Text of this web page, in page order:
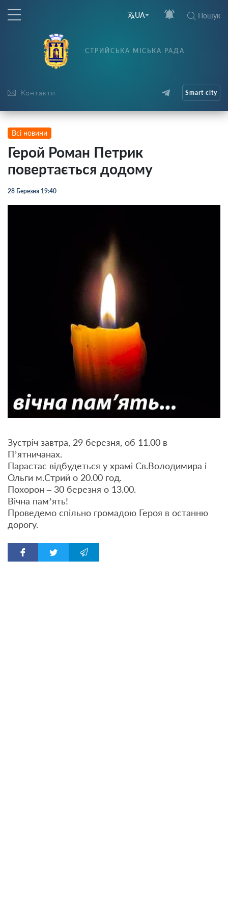
UA Пошук
Контакти
СТРИЙСЬКА МІСЬКА РАДА
Smart city
Всі новини
Герой Роман Петрик
повертається додому
28 Березня 19:40
Зустріч завтра, 29 березня, об 11.00 в
П’ятничанах.
Парастас відбудеться у храмі Св.Володимира і
Ольги м.Стрий о 20.00 год.
Похорон – 30 березня о 13.00.
Вічна пам’ять!
Проведемо спільно громадою Героя в останню
дорогу.